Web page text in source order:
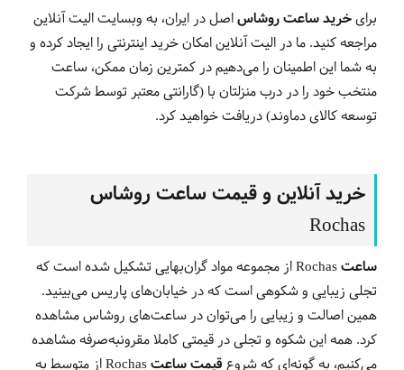
برایخرید ساعت روشاساصل در ایران، به وبسایت الیت آنلاین
مراجعه کنید. ما در الیت آنلاین امکان خرید اینترنتی را ایجاد کرده و
به شما این اطمینان را می‌دهیم در کمترین زمان ممکن، ساعت
منتخب خود را در درب منزلتان با (گارانتی معتبر توسط شرکت
توسعه کالای دماوند) دریافت خواهید کرد.
خرید آنلاین و قیمت ساعت روشاس
Rochas
ساعتRochasاز مجموعه مواد گران‌بهایی تشکیل شده است که
تجلی زیبایی و شکوهی است که در خیابان‌های پاریس می‌بینید.
همین اصالت و زیبایی را می‌توان در ساعت‌های روشاس مشاهده
کرد. همه این شکوه و تجلی در قیمتی کاملا مقرون‎به‌صرفه مشاهده
می‌کنیم، به گونه‌ای که شروع قیمت‌ ساعتRochasاز متوسط به